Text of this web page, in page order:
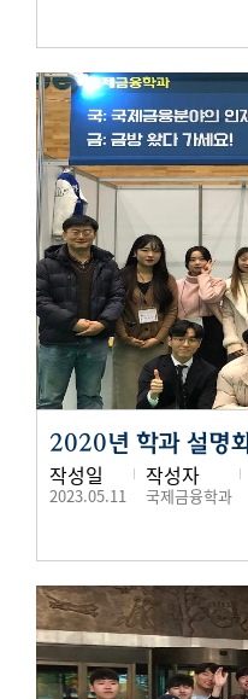
2020년 학과 설명회
작성일
2023.05.11
작성자
국제금융학과